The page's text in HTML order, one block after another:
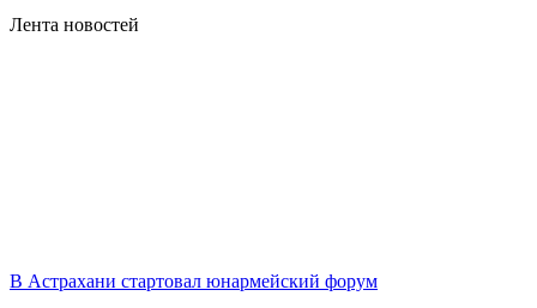
Лента новостей
В Астрахани стартовал юнармейский форум